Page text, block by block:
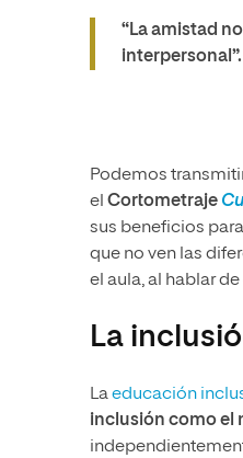
“La amistad
interpersonal”.
Podemos
el Cortometraje
sus beneficios
que no ven las
el aula, al hablar
La
Laeducación
inclusión como el